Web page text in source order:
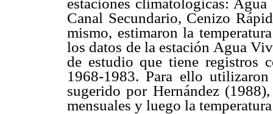
Canal Secundario, Cenizo
mismo, estimaron la
los datos de la estación Agua
de estudio que tiene registros
1968-1983. Para ello
sugerido por Hernández
mensuales y luego la